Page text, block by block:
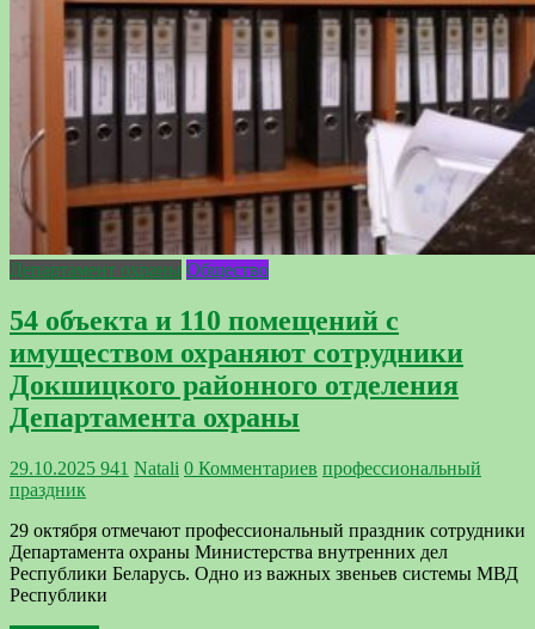
Департамент охраны Общество
54 объекта и 110 помещений с
имуществом охраняют сотрудники
Докшицкого районного отделения
Департамента охраны
29.10.2025 941 Natali 0 Комментариев профессиональный
праздник
29 октября отмечают профессиональный праздник сотрудники
Департамента охраны Министерства внутренних дел
Республики Беларусь. Одно из важных звеньев системы МВД
Республики